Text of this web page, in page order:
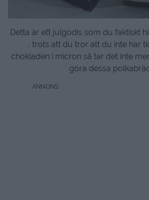
Detta är ett julgodis som du faktiskt
, trots att du tror att du inte har
chokladen i micron så tar det inte
göra dessa